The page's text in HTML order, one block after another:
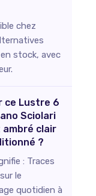
chez
stock, avec
ce Lustre 6
Sciolari
clair
?
: Traces
le
quotidien à